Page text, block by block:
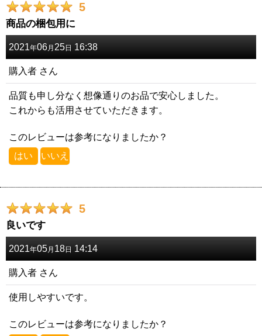
5
商品の梱包用に
2021年06月 25日 16:38
購入者 さん
品質も申し分なく想像通りのお品で安心しました。
これからも活用させていただきます。
このレビューは参考になりましたか？
はい いいえ
5
良いです
2021年05月 18日 14:14
購入者 さん
使用しやすいです。
このレビューは参考になりましたか？